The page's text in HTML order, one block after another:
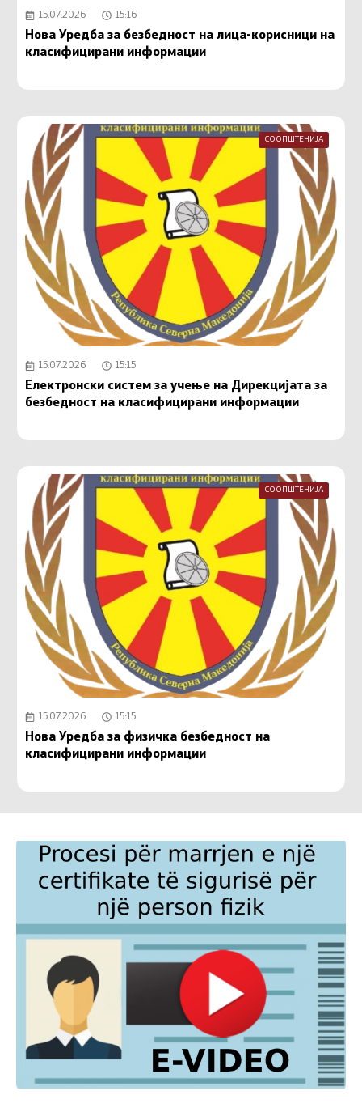
15.07.2026 15:16
Нова Уредба за безбедност на лица-корисници на
класифицирани информации
СООПШТЕНИЈА
15.07.2026 15:15
Електронски систем за учење на Дирекцијата за
безбедност на класифицирани информации
СООПШТЕНИЈА
15.07.2026 15:15
Нова Уредба за физичка безбедност на
класифицирани информации